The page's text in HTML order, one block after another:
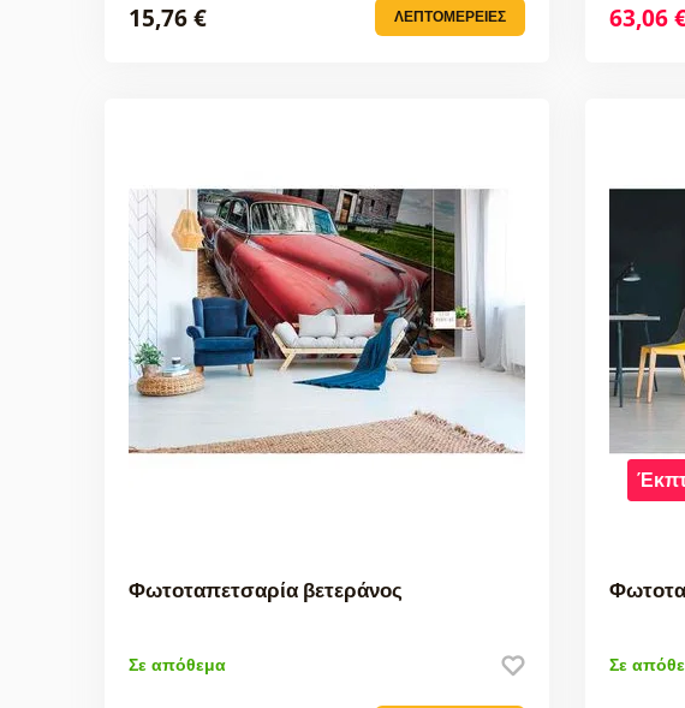
ΛΕΠΤΟΜΈΡΕΙΕΣ
15,76 € 63,06
Φωτοταπετσαρία βετεράνος
Σε απόθεμα Σε